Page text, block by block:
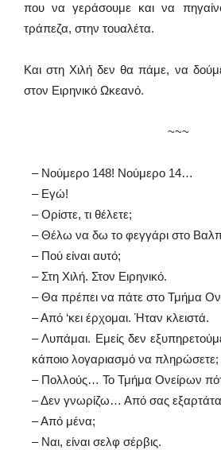
που να γεράσουμε και να
τράπεζα, στην τουαλέτα.
Και στη Χιλή δεν θα πάμε, να
στον Ειρηνικό Ωκεανό.
~~~
– Νούμερο 148! Νούμερο 14…
– Εγώ!
– Ορίστε, τι θέλετε;
– Θέλω να δω το φεγγάρι στο
– Πού είναι αυτό;
– Στη Χιλή. Στον Ειρηνικό.
– Θα πρέπει να πάτε στο Τμήμα
– Από ‘κει έρχομαι. Ήταν κλειστά.
– Λυπάμαι. Εμείς δεν
κάποιο λογαριασμό να πληρώσετε;
– Πολλούς… Το Τμήμα Ονείρων πότε
– Δεν γνωρίζω… Από σας
– Από μένα;
– Ναι, είναι σελφ σέρβις.